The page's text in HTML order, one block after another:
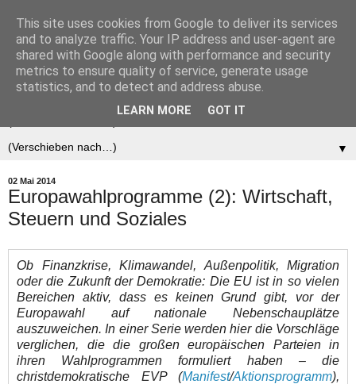
Der (europäische)
Föderalist
▼
02 Mai 2014
Europawahlprogramme (2): Wirtschaft,
Steuern und Soziales
Ob Finanzkrise, Klimawandel, Außenpolitik, Migration
oder die Zukunft der Demokratie: Die EU ist in so vielen
Bereichen aktiv, dass es keinen Grund gibt, vor der
Europawahl auf nationale Nebenschauplätze
auszuweichen. In einer Serie werden hier die Vorschläge
verglichen, die die großen europäischen Parteien in
ihren Wahlprogrammen formuliert haben – die
christdemokratische EVP (Manifest/Aktionsprogramm),
This site uses cookies from Google to deliver its services
and to analyze traffic. Your IP address and user-agent are
shared with Google along with performance and security
metrics to ensure quality of service, generate usage
statistics, and to detect and address abuse.
LEARN MORE GOT IT